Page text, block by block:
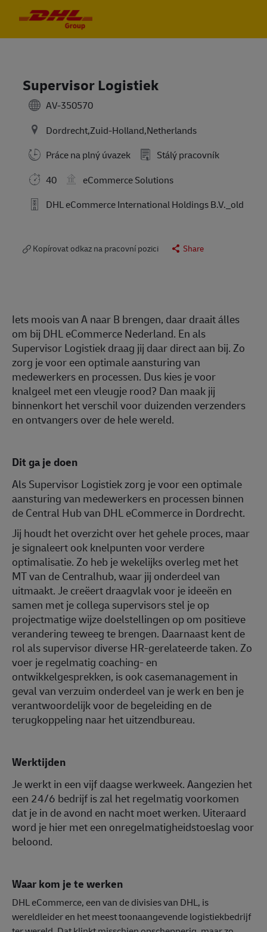
Supervisor Logistiek
AV-350570
Dordrecht,Zuid-Holland,Netherlands
Práce na plný úvazek
Stálý pracovník
40
eCommerce Solutions
DHL eCommerce International Holdings B.V._old
Kopírovat odkaz na pracovní pozici Share
Iets moois van A naar B brengen, daar draait álles
om bij DHL eCommerce Nederland. En als
Supervisor Logistiek draag jij daar direct aan bij. Zo
zorg je voor een optimale aansturing van
medewerkers en processen. Dus kies je voor
knalgeel met een vleugje rood? Dan maak jij
binnenkort het verschil voor duizenden verzenders
en ontvangers over de hele wereld.
Dit ga je doen
Als Supervisor Logistiek zorg je voor een optimale
aansturing van medewerkers en processen binnen
de Central Hub van DHL eCommerce in Dordrecht.
Jij houdt het overzicht over het gehele proces, maar
je signaleert ook knelpunten voor verdere
optimalisatie. Zo heb je wekelijks overleg met het
MT van de Centralhub, waar jij onderdeel van
uitmaakt. Je creëert draagvlak voor je ideeën en
samen met je collega supervisors stel je op
projectmatige wijze doelstellingen op om positieve
verandering teweeg te brengen. Daarnaast kent de
rol als supervisor diverse HR-gerelateerde taken. Zo
voer je regelmatig coaching- en
ontwikkelgesprekken, is ook casemanagement in
geval van verzuim onderdeel van je werk en ben je
verantwoordelijk voor de begeleiding en de
terugkoppeling naar het uitzendbureau.
Werktijden
Je werkt in een vijf daagse werkweek. Aangezien het
een 24/6 bedrijf is zal het regelmatig voorkomen
dat je in de avond en nacht moet werken. Uiteraard
word je hier met een onregelmatigheidstoeslag voor
beloond.
Waar kom je te werken
DHL eCommerce, een van de divisies van DHL, is
wereldleider en het meest toonaangevende logistiekbedrijf